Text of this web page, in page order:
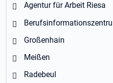
Agentur für Arbeit Riesa
Großenhain
Meißen
Radebeul